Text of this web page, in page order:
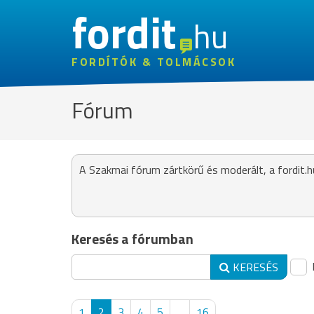
fordithu
FORDÍTÓK & TOLMÁCSOK
Fórum
A Szakmai fórum zártkörű és moderált, a
Keresés a fórumban
KERESÉS